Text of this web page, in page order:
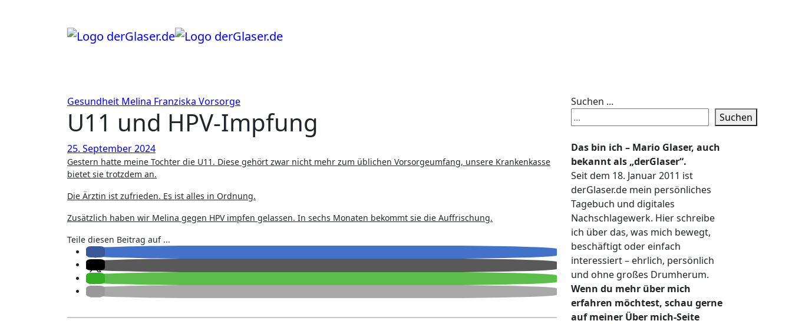
Gesundheit Melina Franziska Vorsorge
U11 und HPV-Impfung
25. September 2024
Gestern hatte meine Tochter die U11. Diese gehört zwar nicht mehr zum üblichen Vorsorgeumfang, unsere Krankenkasse
bietet sie trotzdem an.
Die Ärztin ist zufrieden. Es ist alles in Ordnung.
Zusätzlich haben wir Melina gegen HPV impfen gelassen. In sechs Monaten bekommt sie die Auffrischung.
Teile diesen Beitrag auf ...
Suchen ...
Suchen
Das bin ich – Mario Glaser, auch
bekannt als „derGlaser“.
Seit dem 18. Januar 2011 ist
derGlaser.de mein persönliches
Tagebuch und digitales
Nachschlagewerk. Hier schreibe
ich über das, was mich bewegt,
beschäftigt oder einfach
interessiert – ehrlich, persönlich
und ohne großes Drumherum.
Wenn du mehr über mich
erfahren möchtest, schau gerne
auf meiner Über mich-Seite